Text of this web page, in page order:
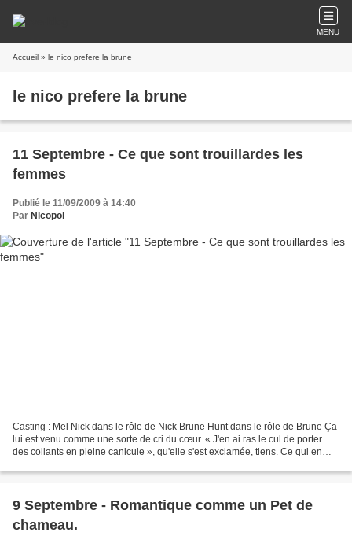
MENU
Accueil » le nico prefere la brune
le nico prefere la brune
11 Septembre - Ce que sont trouillardes les
femmes
Publié le 11/09/2009 à 14:40
Par Nicopoi
Casting : Mel Nick dans le rôle de Nick Brune Hunt dans le rôle de Brune Ça
lui est venu comme une sorte de cri du cœur. « J'en ai ras le cul de porter
des collants en pleine canicule », qu'elle s'est exclamée, tiens. Ce qui en
9 Septembre - Romantique comme un Pet de
chameau.